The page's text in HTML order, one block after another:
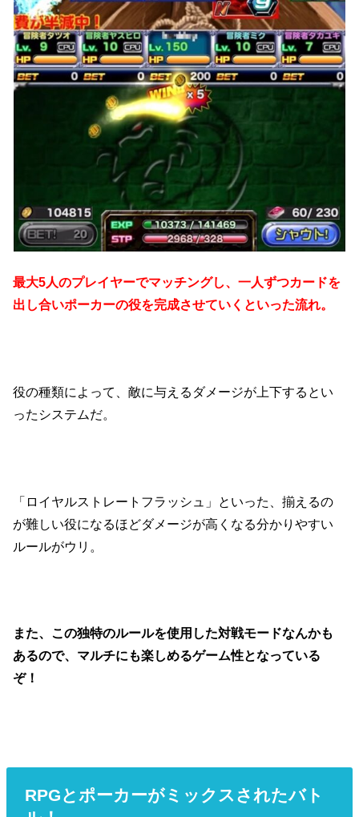
最大5人のプレイヤーでマッチングし、一人ずつカードを
出し合いポーカーの役を完成させていくといった流れ。
役の種類によって、敵に与えるダメージが上下するとい
ったシステムだ。
「ロイヤルストレートフラッシュ」といった、揃えるの
が難しい役になるほどダメージが高くなる分かりやすい
ルールがウリ。
また、この独特のルールを使用した対戦モードなんかも
あるので、マルチにも楽しめるゲーム性となっている
ぞ！
RPGとポーカーがミックスされたバト